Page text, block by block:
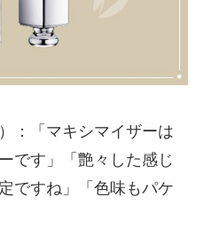
：「マキシマイザーは
です」「艶々した感じ
ですね」「色味もパケ